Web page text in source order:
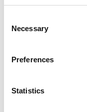
Selection
Necessary
Preferences
Statistics
Reseplanera för
Närtrafik – för
För dig som bor
servicelinje som
angiven adress